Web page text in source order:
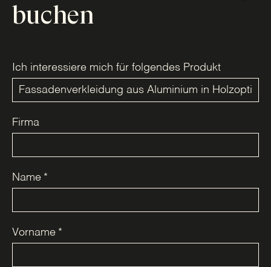
buchen
Ich interessiere mich für folgendes Produkt
Firma
Name *
Vorname *